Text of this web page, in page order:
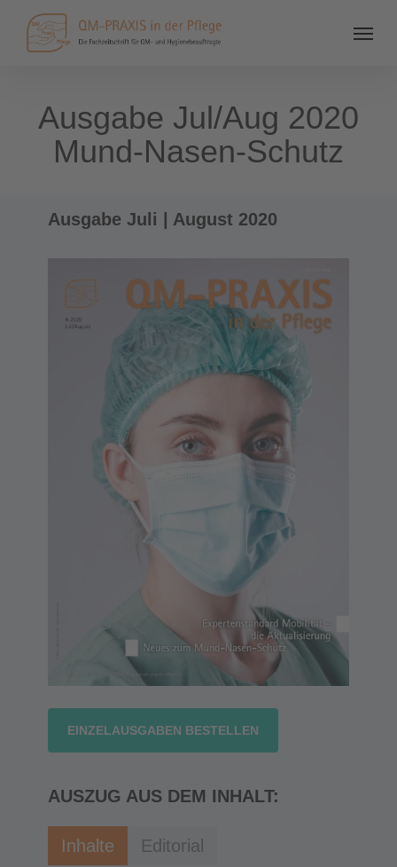
Ausgabe Jul/Aug 2020
Mund-Nasen-Schutz
Ausgabe Juli | August 2020
EINZELAUSGABEN BESTELLEN
AUSZUG AUS DEM INHALT:
Inhalte Editorial